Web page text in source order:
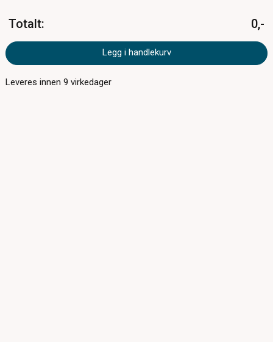
Totalt: 0,-
Legg i handlekurv
Leveres innen9 virkedager